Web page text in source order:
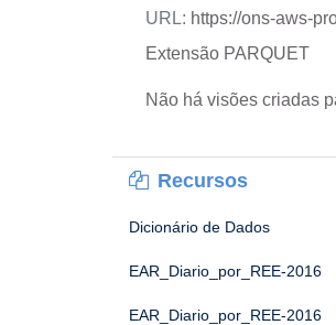
URL: https://ons-aws-
Extensão PARQUET
Não há visões criadas
Recursos
Dicionário de Dados
EAR_Diario_por_REE-2016
EAR_Diario_por_REE-2016